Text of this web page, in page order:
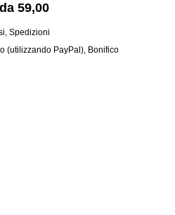
59,00
, Spedizioni
(utilizzando PayPal), Bonifico